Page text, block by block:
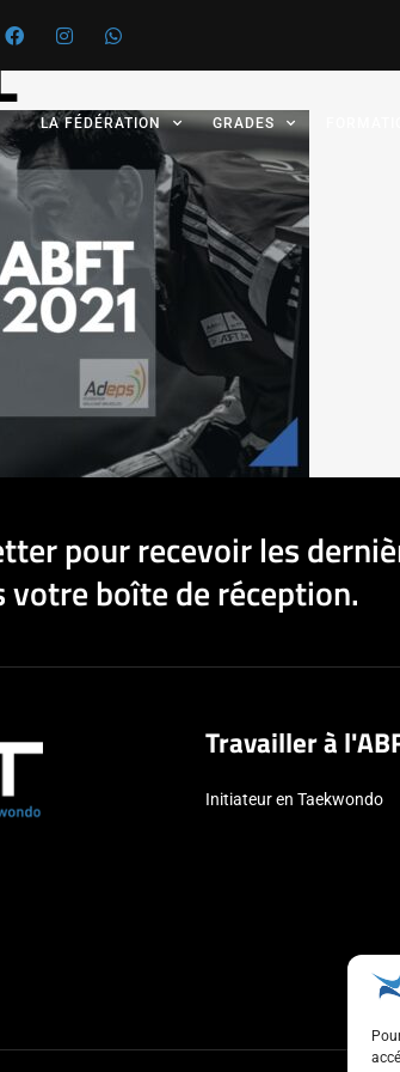
LA FÉDÉRATION GRADES
pour recevoir les
boîte de réception.
Travailler à
Initiateur en Taekwondo